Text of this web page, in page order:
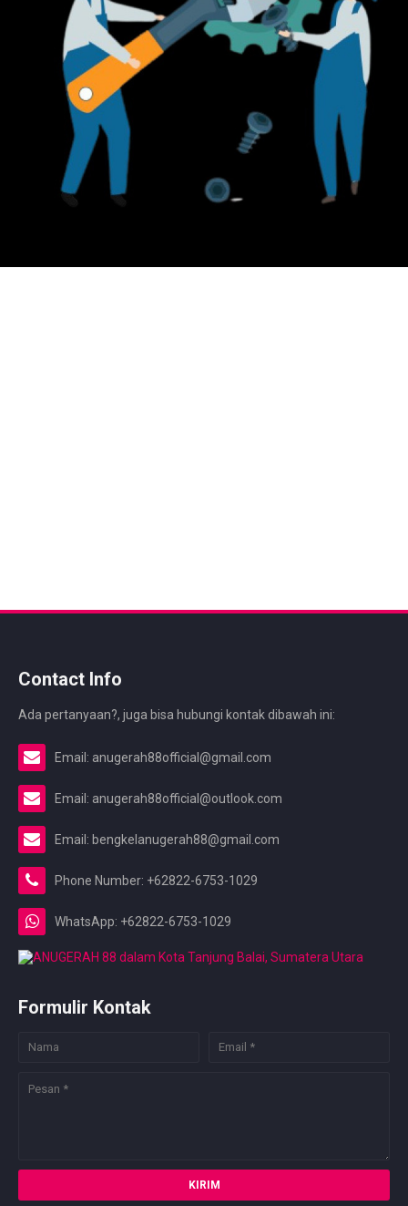
Contact Info
Ada pertanyaan?, juga bisa hubungi kontak dibawah ini:
Email: anugerah88official@gmail.com
Email: anugerah88official@outlook.com
Email: bengkelanugerah88@gmail.com
Phone Number: +62822-6753-1029
WhatsApp: +62822-6753-1029
Formulir Kontak